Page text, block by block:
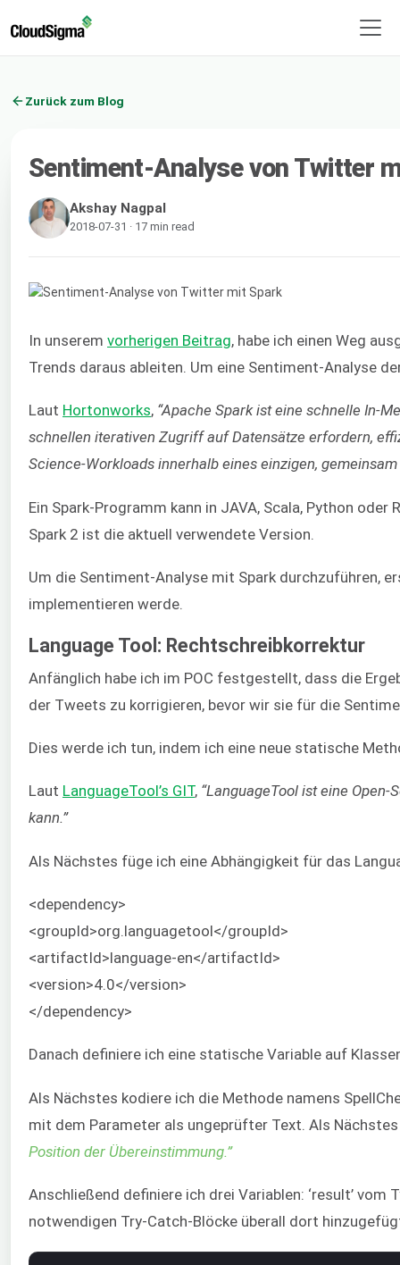
Zurück zum Blog
Sentiment-Analyse von Twitter
Akshay Nagpal
2018-07-31 · 17 min read
In unserem vorherigen Beitrag, habe ich einen Weg
Trends daraus ableiten. Um eine Sentiment-Analyse
Laut Hortonworks, “Apache Spark ist eine schnelle In-
schnellen iterativen Zugriff auf Datensätze erfordern,
Science-Workloads innerhalb eines einzigen,
Ein Spark-Programm kann in JAVA, Scala, Python
Spark 2 ist die aktuell verwendete Version.
Um die Sentiment-Analyse mit Spark durchzuführen,
implementieren werde.
Language Tool: Rechtschreibkorrektur
Anfänglich habe ich im POC festgestellt, dass die
der Tweets zu korrigieren, bevor wir sie für die
Dies werde ich tun, indem ich eine neue statische
Laut LanguageTool’s GIT, “LanguageTool ist eine
kann.”
Als Nächstes füge ich eine Abhängigkeit für das
<dependency>
<groupId>org.languagetool</groupId>
<artifactId>language-en</artifactId>
<version>4.0</version>
</dependency>
Danach definiere ich eine statische Variable auf
Als Nächstes kodiere ich die Methode namens
mit dem Parameter als ungeprüfter Text. Als
Position der Übereinstimmung.”
Anschließend definiere ich drei Variablen: ‘result’
notwendigen Try-Catch-Blöcke überall dort